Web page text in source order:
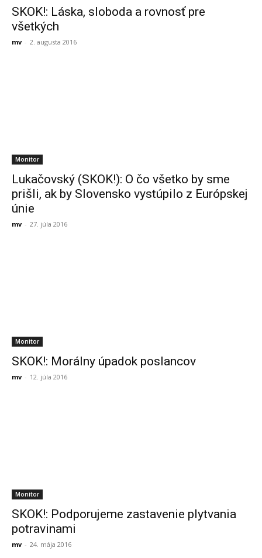
SKOK!: Láska, sloboda a rovnosť pre
všetkých
mv - 2. augusta 2016
Monitor
Lukačovský (SKOK!): O čo všetko by sme
prišli, ak by Slovensko vystúpilo z Európskej
únie
mv - 27. júla 2016
Monitor
SKOK!: Morálny úpadok poslancov
mv - 12. júla 2016
Monitor
SKOK!: Podporujeme zastavenie plytvania
potravinami
mv - 24. mája 2016